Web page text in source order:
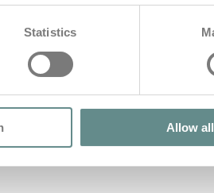
Statistics
Allow all
im Wandel –
In dieser außergewöhnlichen Folge